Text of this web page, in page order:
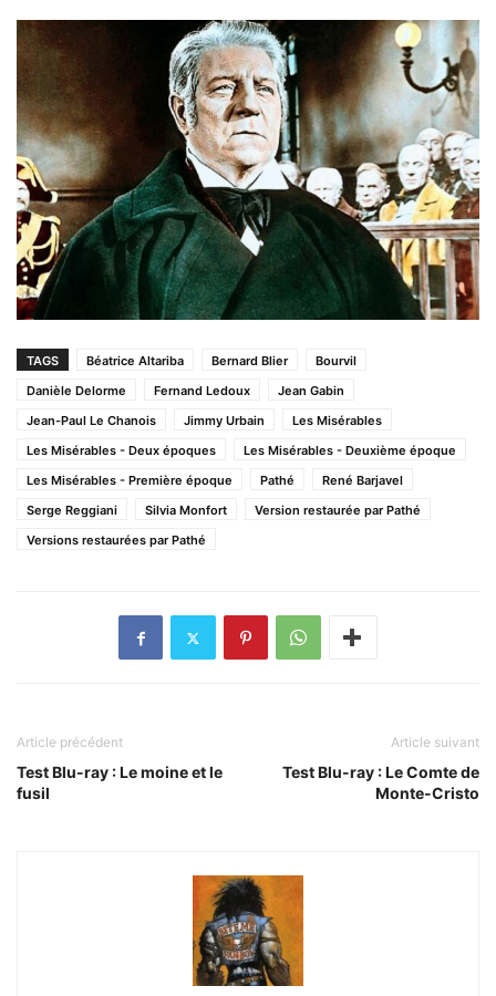
TAGS Béatrice Altariba Bernard Blier
Bourvil
Danièle Delorme
Fernand Ledoux
Jean Gabin
Jean-Paul Le Chanois
Jimmy Urbain
Les Misérables
Les Misérables - Deux époques
Les Misérables - Deuxième époque
Les Misérables - Première époque
Pathé
René Barjavel
Serge Reggiani
Silvia Monfort
Version restaurée par Pathé
Versions restaurées par Pathé
Article précédent
Test Blu-ray : Le moine et le
fusil
Article suivant
Test Blu-ray : Le Comte de
Monte-Cristo